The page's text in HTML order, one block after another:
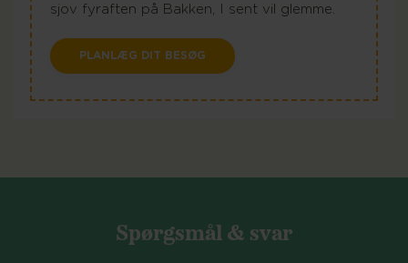
sjov fyraften på Bakken, I sent vil glemme.
PLANLÆG DIT BESØG
Spørgsmål & svar